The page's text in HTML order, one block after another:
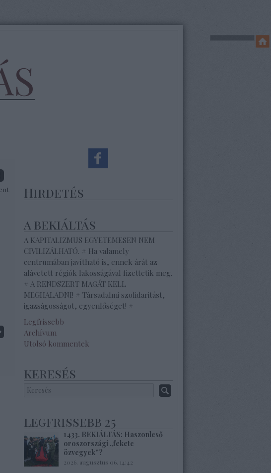
Hirdetés
a bekiáltás
A KAPITALIZMUS EGYETEMESEN NEM
CIVILIZÁLHATÓ. # Ha valamely
centrumában javítható is, ennek árát az
alávetett régiók lakosságával fizettetik meg.
# A RENDSZERT MAGÁT KELL
MEGHALADNI! # Társadalmi szolidaritást,
igazságosságot, egyenlőséget! #
Legfrissebb
Archívum
Utolsó kommentek
keresés
legfrissebb 25
1433. BEKIÁLTÁS: Haszonleső
oroszországi „fekete
özvegyek”?
2026. augusztus 06. 14:42